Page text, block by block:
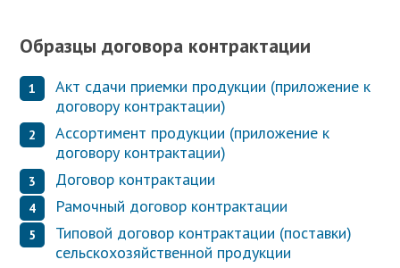
Образцы договора контрактации
Акт сдачи приемки продукции (приложение к
договору контрактации)
Ассортимент продукции (приложение к
договору контрактации)
Договор контрактации
Рамочный договор контрактации
Типовой договор контрактации (поставки)
сельскохозяйственной продукции